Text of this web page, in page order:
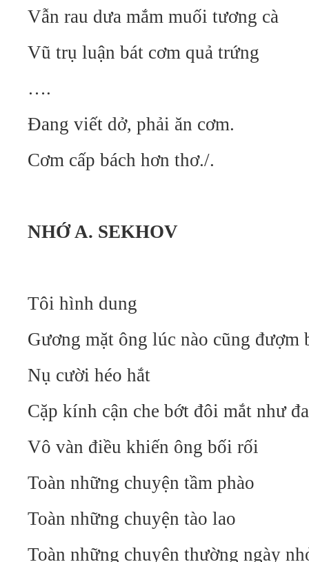
Vẫn rau dưa mắm muối tương cà
Vũ trụ luận bát cơm quả trứng
….
Đang viết dở, phải ăn cơm.
Cơm cấp bách hơn thơ./.
NHỚ A. SEKHOV
Tôi hình dung
Gương mặt ông lúc nào cũng đượm
Nụ cười héo hắt
Cặp kính cận che bớt đôi mắt như
Vô vàn điều khiến ông bối rối
Toàn những chuyện tầm phào
Toàn những chuyện tào lao
Toàn những chuyện thường ngày